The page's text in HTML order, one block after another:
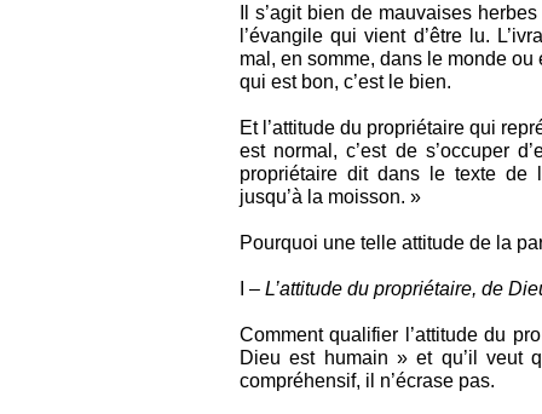
Il s’agit bien de mauvaises
l’évangile qui vient d’être lu.
mal, en somme, dans le monde
qui est bon, c’est le bien.
Et l’attitude du propriétaire qui
est normal, c’est de s’occuper
propriétaire dit dans le texte de
jusqu’à la moisson. »
Pourquoi une telle attitude de la
I – L’attitude du propriétaire, de
Comment qualifier l’attitude du
Dieu est humain » et qu’il veut
compréhensif, il n’écrase pas.